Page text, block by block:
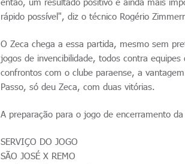
rápido possível", diz o técnico Rogério
O Zeca chega a essa partida, mesmo sem
jogos de invencibilidade, todos contra
confrontos com o clube paraense, a
Passo, só deu Zeca, com duas vitórias.
A preparação para o jogo de encerramento
SERVIÇO DO JOGO
SÃO JOSÉ X REMO